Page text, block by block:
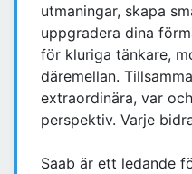
utmaningar, skapa
uppgradera dina
för kluriga tänkare,
däremellan.
extraordinära, var
perspektiv. Varje
Saab är ett ledande